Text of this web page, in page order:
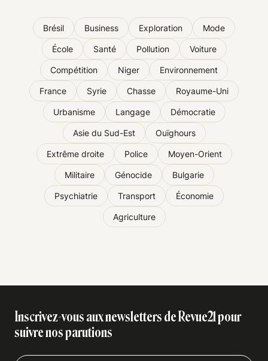
Brésil Business Exploration Mode
École Santé Pollution Voiture
Compétition Niger Environnement
France Syrie Chasse Royaume-Uni
Urbanisme Langage Démocratie
Asie du Sud-Est Ouïghours
Extrême droite Police Moyen-Orient
Militaire Génocide Bulgarie
Psychiatrie Transport Économie
Agriculture
Inscrivez-vous aux newsletters de Revue21 pour
suivre nos parutions